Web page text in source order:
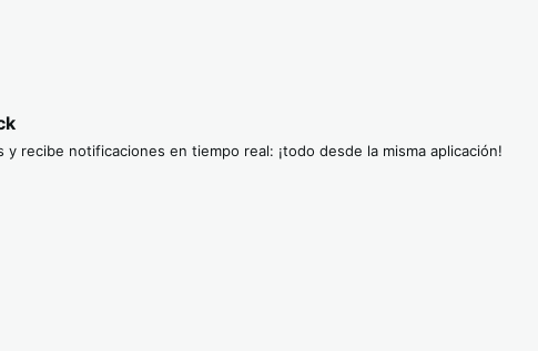
recibe notificaciones en tiempo real: ¡todo desde la misma aplicación!